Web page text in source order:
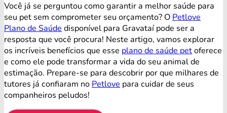
Você já se perguntou como garantir a melhor saúde para
seu pet sem comprometer seu orçamento? O Petlove
Plano de Saúde disponível para Gravataí pode ser a
resposta que você procura! Neste artigo, vamos explorar
os incríveis benefícios que esse plano de saúde petoferece
e como ele pode transformar a vida do seu animal de
estimação. Prepare-se para descobrir por que milhares de
tutores já confiaram no Petlove para cuidar de seus
companheiros peludos!